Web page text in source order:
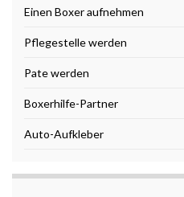
Einen Boxer aufnehmen
Pflegestelle werden
Pate werden
Boxerhilfe-Partner
Auto-Aufkleber